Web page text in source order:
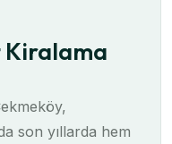
Kiralama
son yıllarda hem